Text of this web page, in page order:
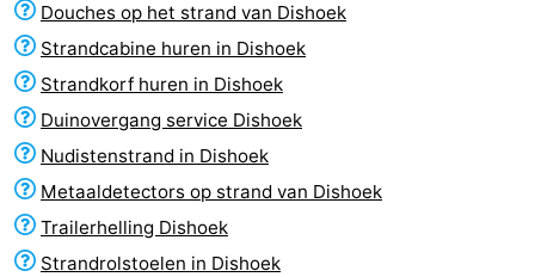
Vlissingen
Résidence
Dishoek
Strandcamping
Valkenisse
-
Strandpark
Zeeland
-
Vebenabos
-
Westduin
Last
minutes
Strand
Douches op het strand van Dishoek
Strandcabine huren in Dishoek
Strandkorf huren in Dishoek
Duinovergang service Dishoek
Nudistenstrand in Dishoek
Metaaldetectors op strand van Dishoek
Trailerhelling Dishoek
Strandrolstoelen in Dishoek